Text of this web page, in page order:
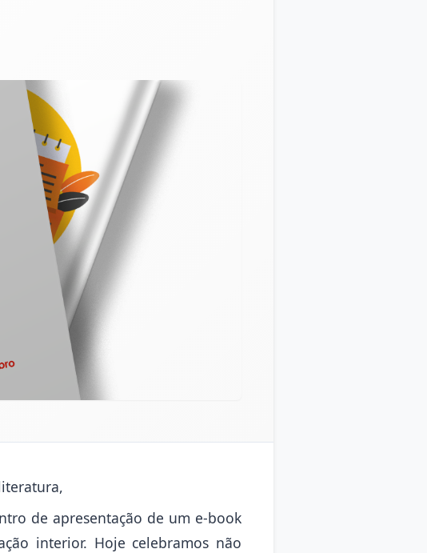
de apresentação de um e-book
interior. Hoje celebramos não